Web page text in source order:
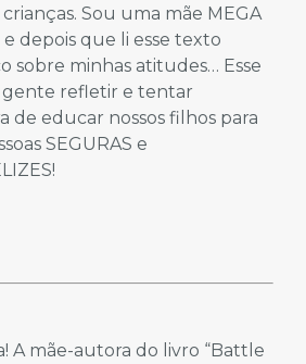
Sou uma mãe MEGA
depois que li esse texto
sobre minhas atitudes… Esse
refletir e tentar
de educar nossos filhos para
SEGURAS e
A mãe-autora do livro “Battle